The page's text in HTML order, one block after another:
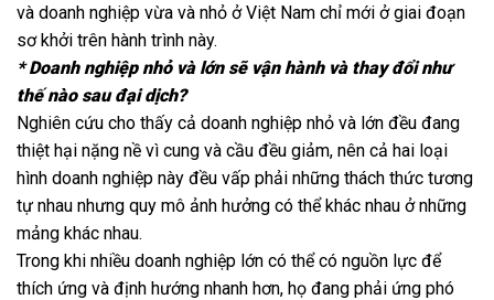
và doanh nghiệp vừa và nhỏ ở Việt Nam chỉ mới ở giai đoạn
sơ khởi trên hành trình này.
* Doanh nghiệp nhỏ và lớn sẽ vận hành và thay đổi như
thế nào sau đại dịch?
Nghiên cứu cho thấy cả doanh nghiệp nhỏ và lớn đều đang
thiệt hại nặng nề vì cung và cầu đều giảm, nên cả hai loại
hình doanh nghiệp này đều vấp phải những thách thức tương
tự nhau nhưng quy mô ảnh hưởng có thể khác nhau ở những
mảng khác nhau.
Trong khi nhiều doanh nghiệp lớn có thể có nguồn lực để
thích ứng và định hướng nhanh hơn, họ đang phải ứng phó